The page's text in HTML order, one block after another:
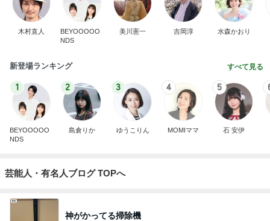
木村直人
BEYOOOOO
NDS
美川憲一 吉岡淳 水森かおり
新登場ランキング すべて見る
1
BEYOOOOO
NDS
2
島倉りか
3
ゆうこりん
4
MOMIママ
5
石 安伊
芸能人・有名人ブログ TOPへ
神がかってる掃除機